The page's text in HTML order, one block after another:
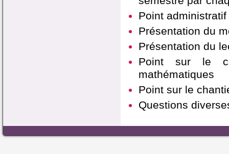
Point
Présentation du
Présentation du
Point sur le
mathématiques
Point sur le
Questions